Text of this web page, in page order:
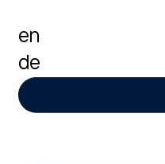
en
de